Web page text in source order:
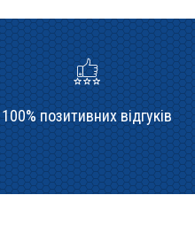
100% позитивних відгуків